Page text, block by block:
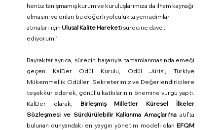
henüz tanışmamış kurum ve kuruluşlarımıza da ilham kaynağı
olmasını ve onları bu değerli yolculukta yeni adımlar
atmaları  için Ulusal Kalite Hareketi sürecine davet
ediyorum.”
Bayraktar ayrıca, sürecin başarıyla tamamlanmasında emeği
geçen KalDer Ödül Kurulu, Ödül Jürisi, Türkiye
Mükemmellik Ödülleri Sekreterimiz ve Değerlendiricilere
teşekkür ederek, gönüllü katkılarının önemine vurgu yaptı.
KalDer olarak, Birleşmiş Milletler Küresel İlkeler
Sözleşmesi ve Sürdürülebilir Kalkınma Amaçları'na atıfta
bulunan dünyandaki en yaygın yönetim modeli olan EFQM